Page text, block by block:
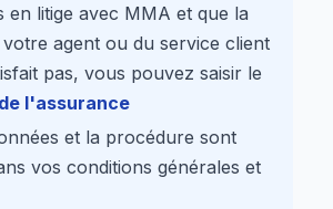
en litige avec MMA et que la
agent ou du service client
pas, vous pouvez saisir le
l'assurance
et la procédure sont
vos conditions générales et